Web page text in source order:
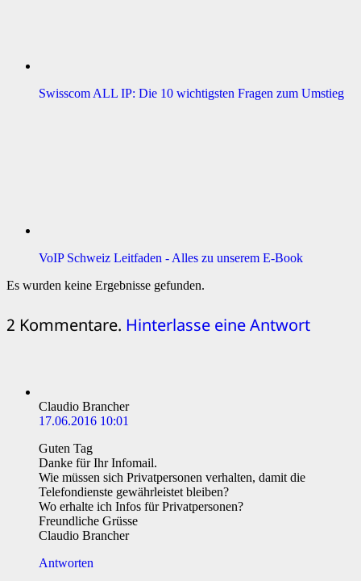
Swisscom ALL IP: Die 10 wichtigsten Fragen zum Umstieg
VoIP Schweiz Leitfaden - Alles zu unserem E-Book
Es wurden keine Ergebnisse gefunden.
2 Kommentare. Hinterlasse eine Antwort
Claudio Brancher
17.06.2016 10:01
Guten Tag
Danke für Ihr Infomail.
Wie müssen sich Privatpersonen verhalten, damit die
Telefondienste gewährleistet bleiben?
Wo erhalte ich Infos für Privatpersonen?
Freundliche Grüsse
Claudio Brancher
Antworten